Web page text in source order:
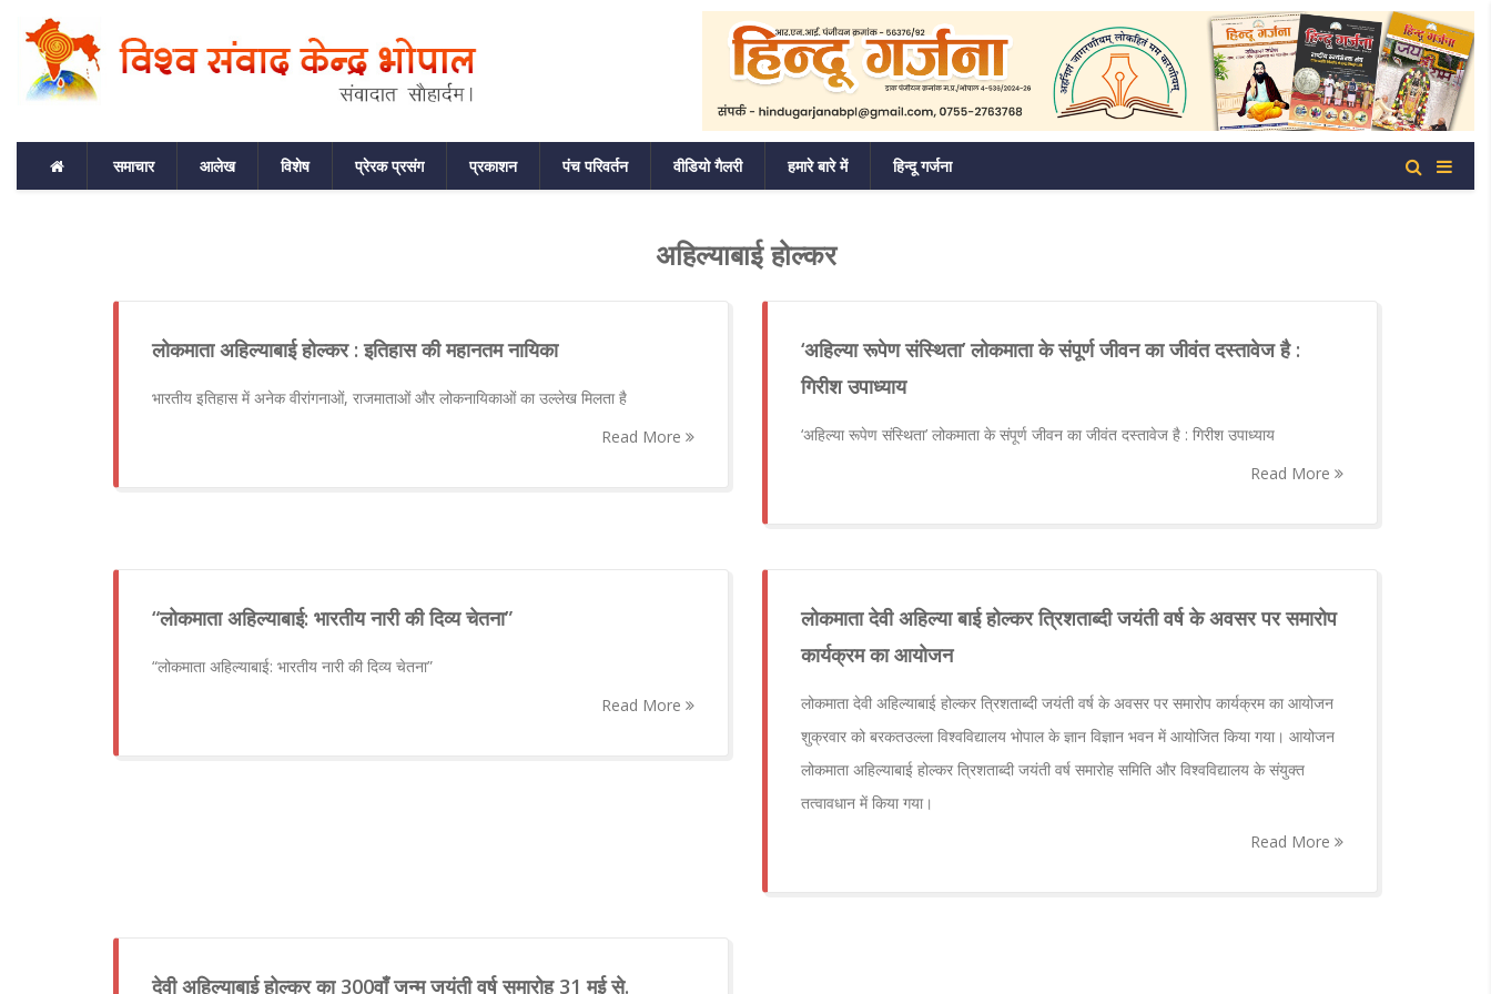
समाचार आलेख विशेष प्रेरक प्रसंग प्रकाशन पंच परिवर्तन वीडियो गैलरी हमारे बारे में हिन्दू गर्जना
अहिल्याबाई होल्कर
लोकमाता अहिल्याबाई होल्कर : इतिहास की महानतम नायिका
भारतीय इतिहास में अनेक वीरांगनाओं, राजमाताओं और लोकनायिकाओं का उल्लेख मिलता है
Read More
‘अहिल्या रूपेण संस्थिता’ लोकमाता के संपूर्ण जीवन का जीवंत दस्तावेज है :
गिरीश उपाध्याय
‘अहिल्या रूपेण संस्थिता’ लोकमाता के संपूर्ण जीवन का जीवंत दस्तावेज है : गिरीश उपाध्याय
Read More
“लोकमाता अहिल्याबाई: भारतीय नारी की दिव्य चेतना”
“लोकमाता अहिल्याबाई: भारतीय नारी की दिव्य चेतना”
Read More
लोकमाता देवी अहिल्या बाई होल्कर त्रिशताब्दी जयंती वर्ष के अवसर पर समारोप
कार्यक्रम का आयोजन
लोकमाता देवी अहिल्याबाई होल्कर त्रिशताब्दी जयंती वर्ष के अवसर पर समारोप कार्यक्रम का आयोजन
शुक्रवार को बरकतउल्ला विश्वविद्यालय भोपाल के ज्ञान विज्ञान भवन में आयोजित किया गया। आयोजन
लोकमाता अहिल्याबाई होल्कर त्रिशताब्दी जयंती वर्ष समारोह समिति और विश्वविद्यालय के संयुक्त
तत्वावधान में किया गया।
Read More
देवी अहिल्याबाई होल्कर का 300वाँ जन्म जयंती वर्ष समारोह 31 मई से.